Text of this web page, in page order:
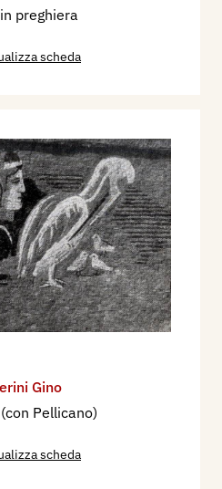
preghiera
scheda
Gino
Pellicano)
scheda